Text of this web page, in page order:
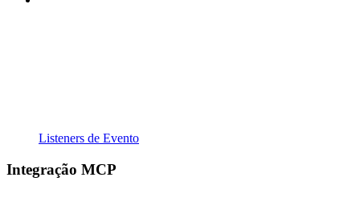
Listeners de Evento
Integração MCP